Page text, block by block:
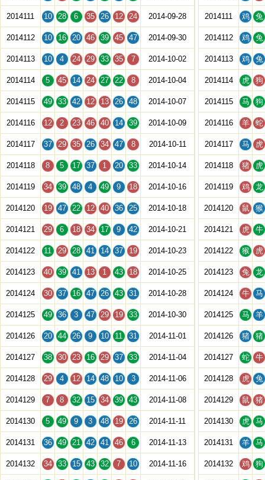
2014111 10 28 6 35 26 12 24 2014-09-28
2014112 10 16 20 46 39 45 47 2014-09-30
2014113 10 4 24 29 33 35 7 2014-10-02
2014114 5 45 14 24 27 22 8 2014-10-04
2014115 49 33 42 12 13 26 48 2014-10-07
2014116 12 2 23 46 40 14 39 2014-10-09
2014117 37 29 35 26 34 47 8 2014-10-11
2014118 8 5 17 37 1 20 33 2014-10-14
2014119 34 39 48 4 49 9 18 2014-10-16
2014120 19 47 22 12 40 36 25 2014-10-18
2014121 29 6 18 34 17 9 42 2014-10-21
2014122 11 29 28 41 14 37 19 2014-10-23
2014123 40 39 41 13 1 43 18 2014-10-25
2014124 30 37 16 47 26 43 31 2014-10-28
2014125 49 36 3 47 29 19 33 2014-10-30
2014126 20 44 26 9 10 11 31 2014-11-01
2014127 38 30 23 16 29 37 33 2014-11-04
2014128 29 4 12 14 48 10 3 2014-11-06
2014129 7 8 32 15 34 39 43 2014-11-08
2014130 5 49 9 3 48 19 26 2014-11-11
2014131 36 49 21 42 41 46 6 2014-11-13
2014132 34 33 15 43 32 7 10 2014-11-16
2014111 鸡 兔
2014112 鸡 兔
2014113 鸡 兔
2014114 虎 狗
2014115 马 狗
2014116 羊 蛇
2014117 马 虎
2014118 猪 虎
2014119 鸡 龙
2014120 鼠 猴
2014121 虎 牛
2014122 猴 虎
2014123 兔 龙
2014124 牛 马
2014125 马 羊
2014126 猪 猪
2014127 蛇 牛
2014128 虎 兔
2014129 鼠 猪
2014130 虎 马
2014131 羊 马
2014132 鸡 狗